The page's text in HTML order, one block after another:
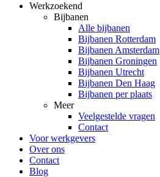
Werkzoekend
Bijbanen
Alle bijbanen
Bijbanen Rotterdam
Bijbanen Amsterdam
Bijbanen Groningen
Bijbanen Utrecht
Bijbanen Den Haag
Bijbanen per plaats
Meer
Veelgestelde vragen
Contact
Voor werkgevers
Over ons
Contact
Blog